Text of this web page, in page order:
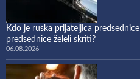
Kdo je ruska prijateljica
predsednice želeli skriti?
06.08.2026